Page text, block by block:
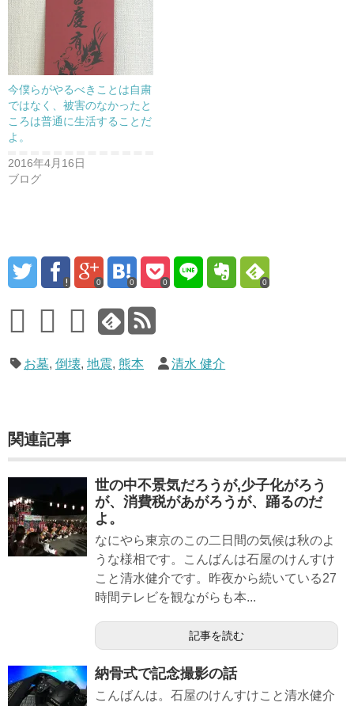
) ィ
ン
ド
ウ
で
開
き
ま
す
)
今僕らがやるべきことは自粛
ではなく、被害のなかったと
ころは普通に生活することだ
よ。
2016年4月16日
ブログ
0 0 0 0
お墓, 倒壊, 地震, 熊本 清水 健介
関連記事
世の中不景気だろうが,少子化がろう
が、消費税があがろうが、踊るのだ
よ。
なにやら東京のこの二日間の気候は秋のよ
うな様相です。こんばんは石屋のけんすけ
こと清水健介です。昨夜から続いている27
時間テレビを観ながらも本...
記事を読む
納骨式で記念撮影の話
こんばんは。石屋のけんすけこと清水健介